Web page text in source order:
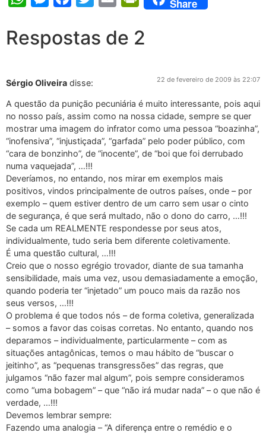
Share
Respostas de 2
Sérgio Oliveira disse: 22 de fevereiro de 2009 às 22:07
A questão da punição pecuniária é muito interessante, pois aqui
no nosso país, assim como na nossa cidade, sempre se quer
mostrar uma imagem do infrator como uma pessoa “boazinha”,
“inofensiva”, “injustiçada”, “garfada” pelo poder público, com
“cara de bonzinho”, de “inocente”, de “boi que foi derrubado
numa vaquejada”, …!!!
Deveríamos, no entando, nos mirar em exemplos mais
positivos, vindos principalmente de outros países, onde – por
exemplo – quem estiver dentro de um carro sem usar o cinto
de segurança, é que será multado, não o dono do carro, …!!!
Se cada um REALMENTE respondesse por seus atos,
individualmente, tudo seria bem diferente coletivamente.
É uma questão cultural, …!!!
Creio que o nosso egrégio trovador, diante de sua tamanha
sensibilidade, mais uma vez, usou demasiadamente a emoção,
quando poderia ter “injetado” um pouco mais da razão nos
seus versos, …!!!
O problema é que todos nós – de forma coletiva, generalizada
– somos a favor das coisas corretas. No entanto, quando nos
deparamos – individualmente, particularmente – com as
situações antagônicas, temos o mau hábito de “buscar o
jeitinho”, as “pequenas transgressões” das regras, que
julgamos “não fazer mal algum”, pois sempre consideramos
como “uma bobagem” – que “não irá mudar nada” – o que não é
verdade, …!!!
Devemos lembrar sempre:
Fazendo uma analogia – “A diferença entre o remédio e o